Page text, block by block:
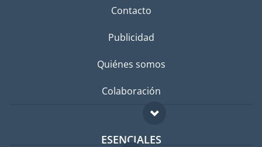
Contacto
Publicidad
Quiénes somos
Colaboración
ESENCIALES